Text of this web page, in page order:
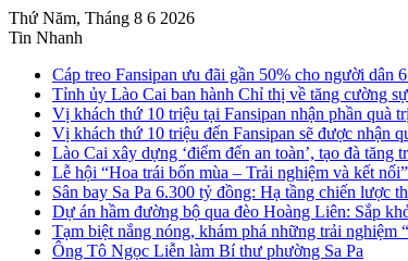
Thứ Năm, Tháng 8 6 2026
Tin Nhanh
Cáp treo Fansipan ưu đãi gần 50% cho người dân
Tỉnh ủy Lào Cai ban hành Chỉ thị về tăng cường
Vị khách thứ 10 triệu tại Fansipan nhận phần quà
Vị khách thứ 10 triệu đến Fansipan sẽ được nhận
Lào Cai xây dựng ‘điểm đến an toàn’, tạo đà tăng
Lễ hội “Hoa trái bốn mùa – Trải nghiệm và kết
Sân bay Sa Pa 6.300 tỷ đồng: Hạ tầng chiến lược
Dự án hầm đường bộ qua đèo Hoàng Liên: Sắp
Tạm biệt nắng nóng, khám phá những trải nghiệm
Ông Tô Ngọc Liễn làm Bí thư phường Sa Pa